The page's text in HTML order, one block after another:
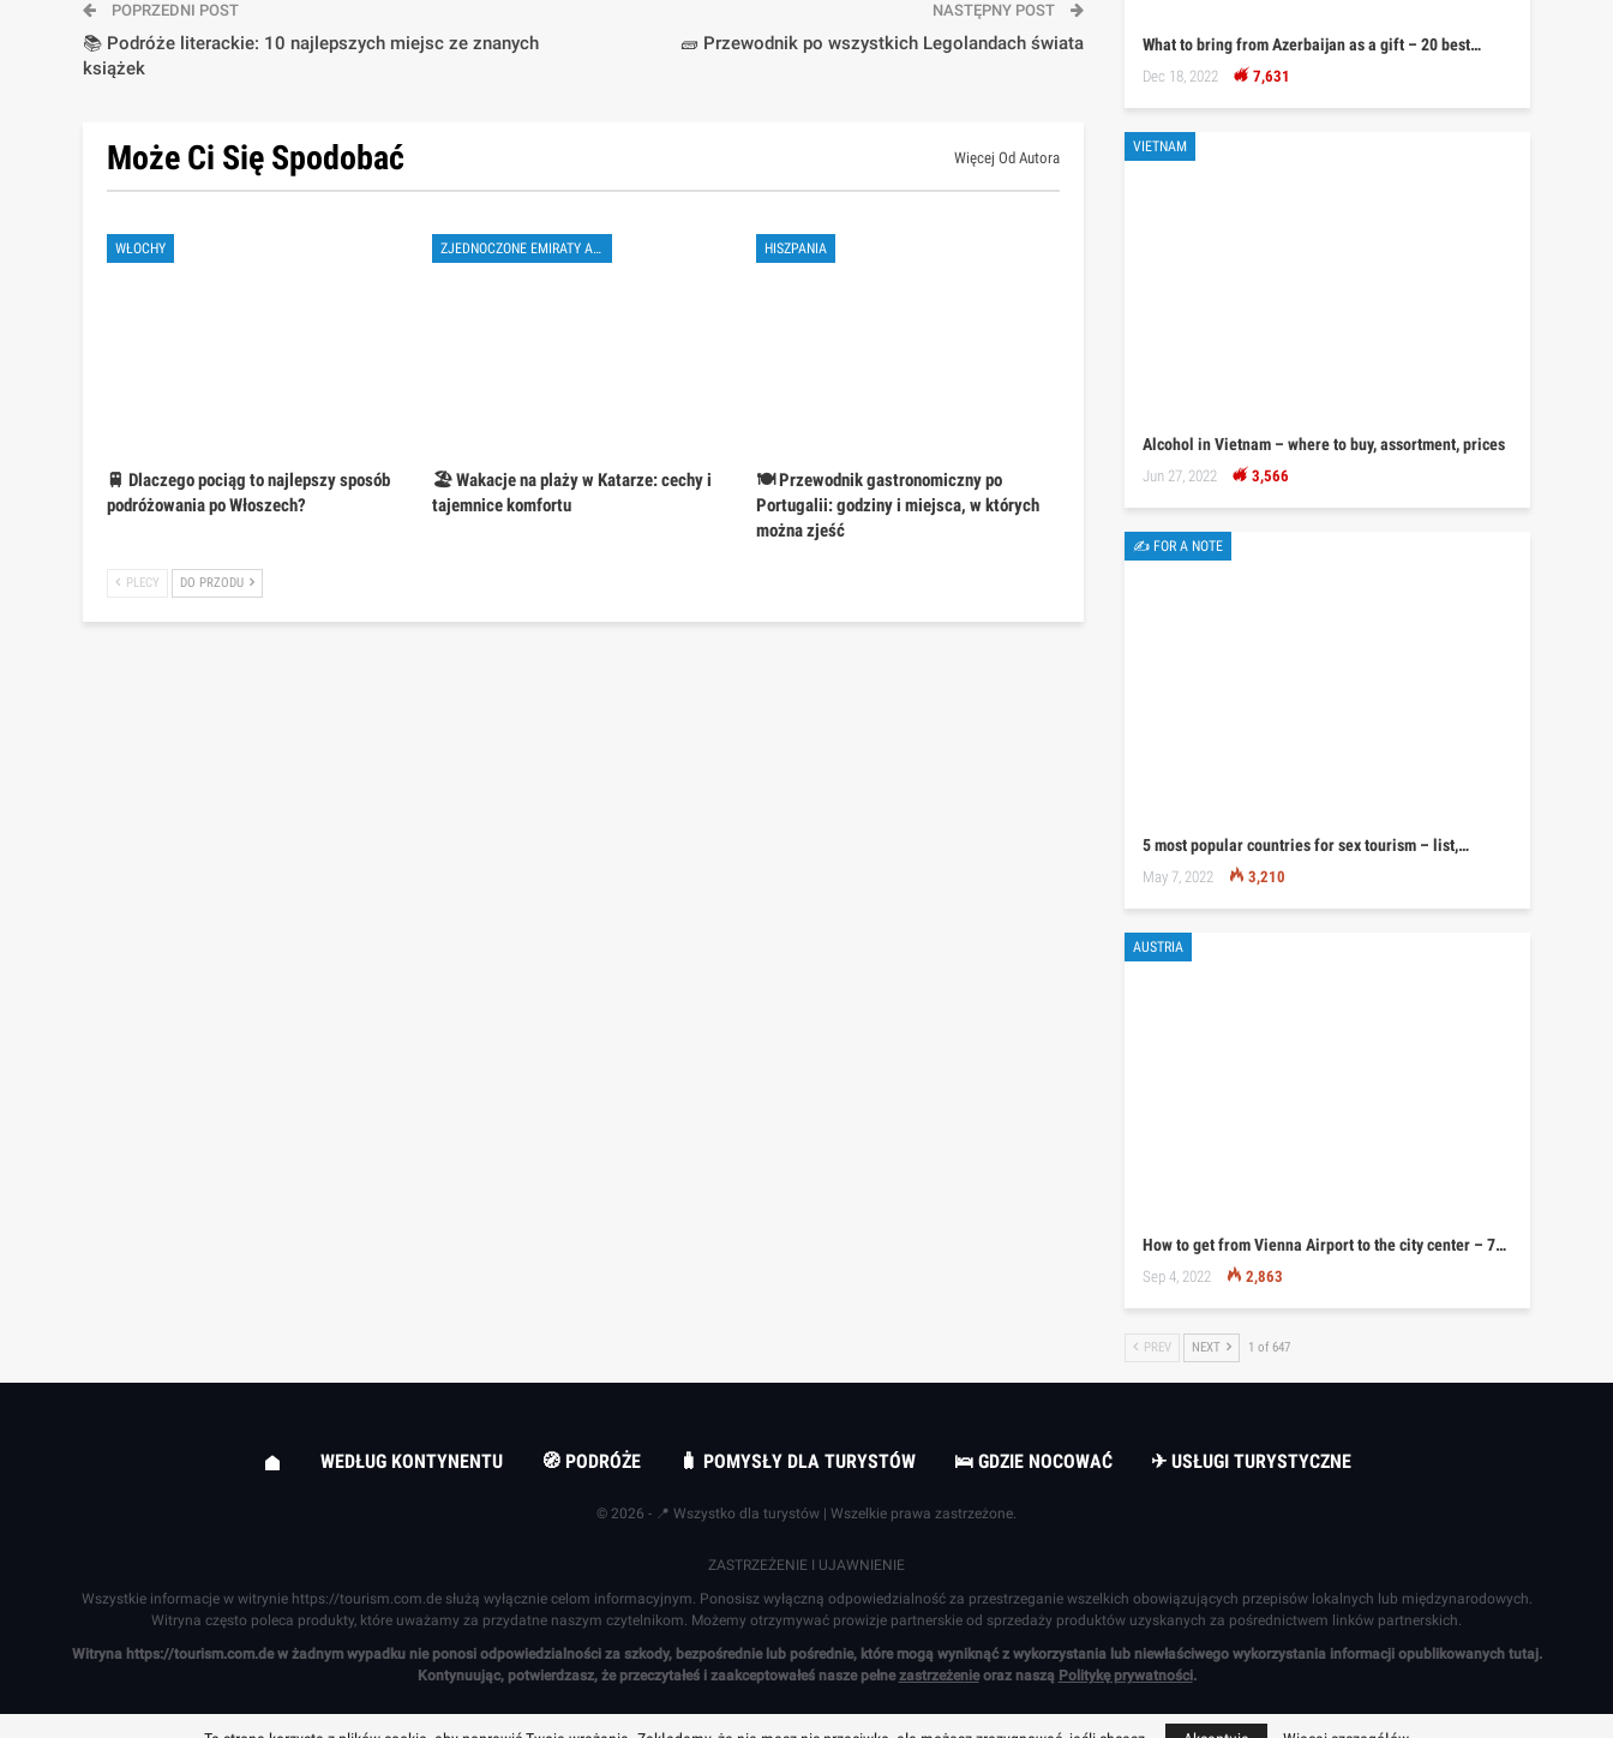
POPRZEDNI POST
📚 Podróże literackie: 10 najlepszych miejsc ze znanych
książek
NASTĘPNY POST
🧱 Przewodnik po wszystkich Legolandach świata
Może Ci Się Spodobać Więcej Od Autora
WŁOCHY
🚆 Dlaczego pociąg to najlepszy sposób
podróżowania po Włoszech?
ZJEDNOCZONE EMIRATY ARABSKIE
🏖️ Wakacje na plaży w Katarze: cechy i
tajemnice komfortu
HISZPANIA
🍽️ Przewodnik gastronomiczny po
Portugalii: godziny i miejsca, w których
można zjeść
PLECY DO PRZODU
What to bring from Azerbaijan as a gift – 20 best…
Dec 18, 2022 7,631
VIETNAM
Alcohol in Vietnam – where to buy, assortment, prices
Jun 27, 2022 3,566
✍ FOR A NOTE
5 most popular countries for sex tourism – list,…
May 7, 2022 3,210
AUSTRIA
How to get from Vienna Airport to the city center – 7…
Sep 4, 2022 2,863
PREV NEXT 1 of 647
WEDŁUG KONTYNENTU 🧭 PODRÓŻE 🧳 POMYSŁY DLA TURYSTÓW 🛌 GDZIE NOCOWAĆ ✈ USŁUGI TURYSTYCZNE
© 2026 - 📍 Wszystko dla turystów | Wszelkie prawa zastrzeżone.
ZASTRZEŻENIE I UJAWNIENIE
Wszystkie informacje w witrynie https://tourism.com.desłużą wyłącznie celom informacyjnym. Ponosisz wyłączną odpowiedzialność za przestrzeganie wszelkich obowiązujących przepisów lokalnych lub międzynarodowych.
Witryna często poleca produkty, które uważamy za przydatne naszym czytelnikom. Możemy otrzymywać prowizje partnerskie od sprzedaży produktów uzyskanych za pośrednictwem linków partnerskich.
Witryna https://tourism.com.dew żadnym wypadku nie ponosi odpowiedzialności za szkody, bezpośrednie lub pośrednie, które mogą wyniknąć z wykorzystania lub niewłaściwego wykorzystania informacji opublikowanych tutaj.
Kontynuując, potwierdzasz, że przeczytałeś i zaakceptowałeś nasze pełnezastrzeżenieoraz naszą Politykę prywatności.